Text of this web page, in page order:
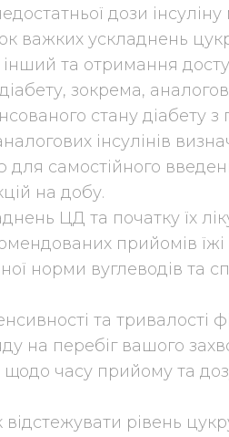
дози
важких ускладнень
та отримання
зокрема,
стану діабету з
інсулінів
для самостійного
на добу.
ЦД та початку їх
прийомів
норми вуглеводів та
та тривалості
на перебіг вашого
часу прийому та
рівень